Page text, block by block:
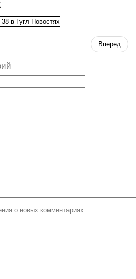
Вперед
о новых комментариях